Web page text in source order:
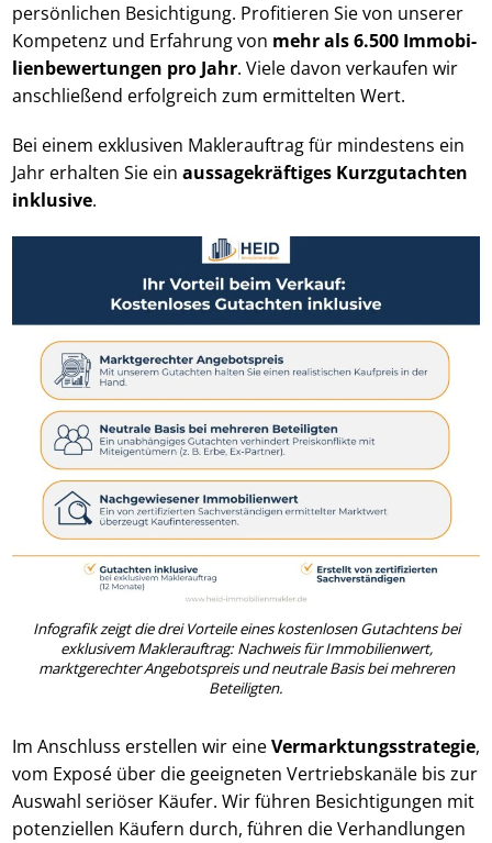
persönlichen Besichtigung. Profitieren Sie von unserer
Kompetenz und Erfahrung von mehr als 6.500 Im­mo­bi­
li­en­be­wer­tun­gen pro Jahr. Viele davon verkaufen wir
anschließend erfolgreich zum ermittelten Wert.
Bei einem exklusiven Maklerauftrag für mindestens ein
Jahr erhalten Sie ein aus­sa­ge­kräf­ti­ges Kurzgutachten
inklusive.
Infografik zeigt die drei Vorteile eines kostenlosen Gutachtens bei
exklusivem Maklerauftrag: Nachweis für Immobilienwert,
marktgerechter Angebotspreis und neutrale Basis bei mehreren
Beteiligten.
Im Anschluss erstellen wir eineVer­mark­tungs­stra­te­gie,
vom Exposé über die geeigneten Vertriebskanäle bis zur
Auswahl seriöser Käufer. Wir führen Besichtigungen mit
potenziellen Käufern durch, führen die Verhandlungen